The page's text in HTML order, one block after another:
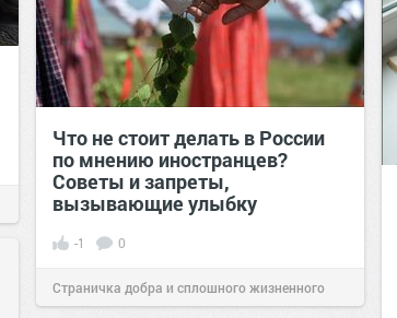
Что не стоит делать в России
по мнению иностранцев?
Советы и запреты,
вызывающие улыбку
-1 0
Страничка добра и сплошного жизненного